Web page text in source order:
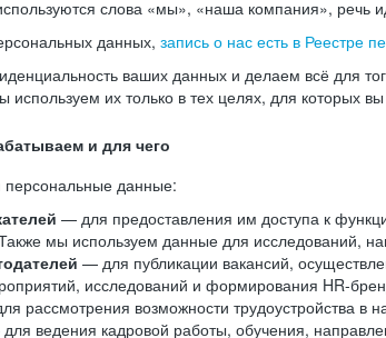
слова «мы», «наша компания», речь
данных, запись о нас есть в Реестре
ваших данных и делаем всё для
используем их только в тех целях, для которых
и для чего
данные:
— для предоставления им доступа к
мы используем данные для исследований,
— для публикации вакансий,
исследований и формирования HR-
рассмотрения возможности трудоустройства в
ведения кадровой работы, обучения,